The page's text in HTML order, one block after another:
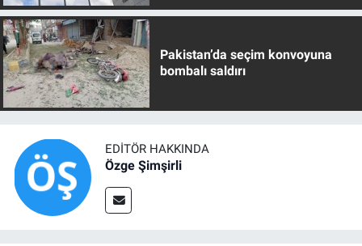
Pakistan’da seçim konvoyuna
bombalı saldırı
EDITÖR HAKKINDA
Özge Şimşirli